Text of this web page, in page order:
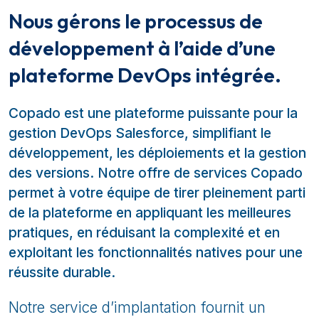
Nous gérons le processus de
développement à l’aide d’une
plateforme DevOps intégrée.
Copado est une plateforme puissante pour la
gestion DevOps Salesforce, simplifiant le
développement, les déploiements et la gestion
des versions. Notre offre de services Copado
permet à votre équipe de tirer pleinement parti
de la plateforme en appliquant les meilleures
pratiques, en réduisant la complexité et en
exploitant les fonctionnalités natives pour une
réussite durable.
Notre service d’implantation fournit un